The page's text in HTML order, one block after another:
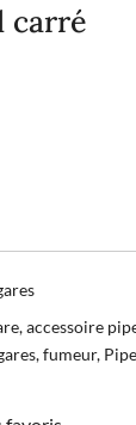
carré
,accessoire
,fumeur, Pipe